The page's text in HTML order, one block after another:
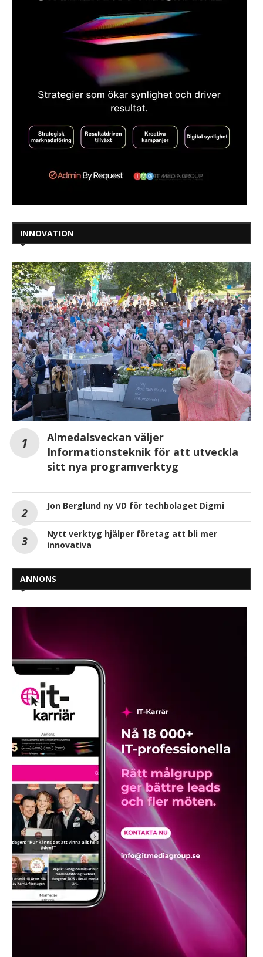
INNOVATION
Almedalsveckan väljer
Informationsteknik för att utveckla
sitt nya programverktyg
Jon Berglund ny VD för techbolaget Digmi
Nytt verktyg hjälper företag att bli mer
innovativa
ANNONS